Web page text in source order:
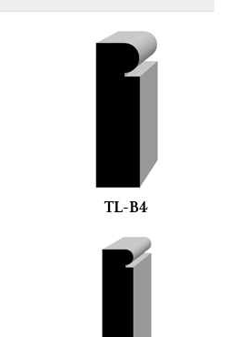
TL-B4